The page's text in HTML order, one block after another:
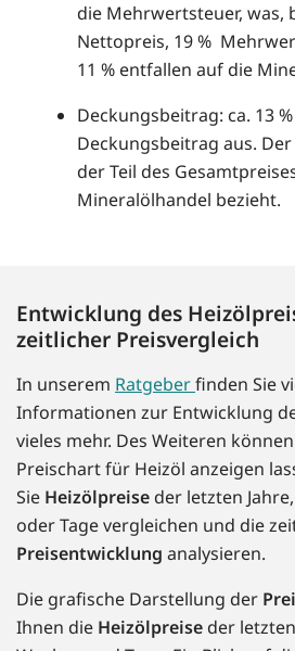
die Mehrwertsteuer, was,
Nettopreis, 19 %
11 % entfallen auf die
Deckungsbeitrag: ca. 13
Deckungsbeitrag aus.
der Teil des
Mineralölhandel bezieht.
Entwicklung des
zeitlicher Preisvergleich
In unserem Ratgeberfinden Sie
Informationen zur Entwicklung
vieles mehr. Des Weiteren
Preischart für Heizöl anzeigen
Sie Heizölpreise der letzten
oder Tage vergleichen und die
Preisentwicklung analysieren.
Die grafische Darstellung der
Ihnen die Heizölpreise der